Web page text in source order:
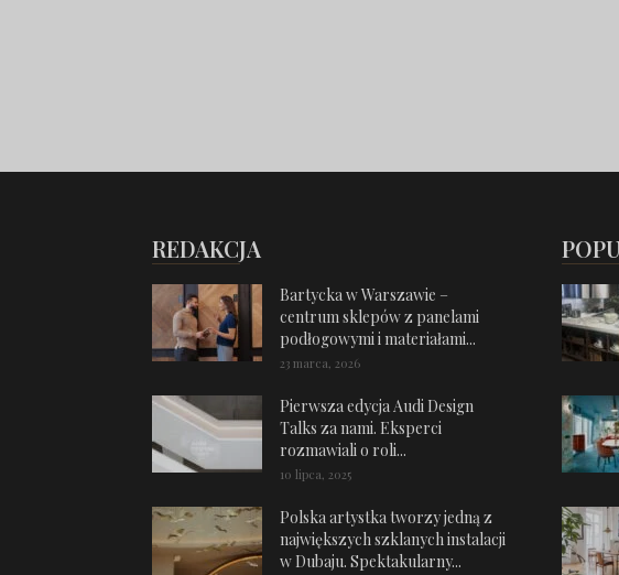
REDAKCJA
Bartycka w Warszawie –
centrum sklepów z panelami
podłogowymi i materiałami...
23 marca, 2026
Pierwsza edycja Audi Design
Talks za nami. Eksperci
rozmawiali o roli...
10 lipca, 2025
Polska artystka tworzy jedną z
największych szklanych instalacji
w Dubaju. Spektakularny...